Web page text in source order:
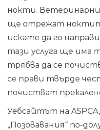
нокти.
ще отрежат
искате да го
тази услуга ще има
трябва да се
се прави твърде
почистват
Уебсайтът на
„Позовавания“ по-